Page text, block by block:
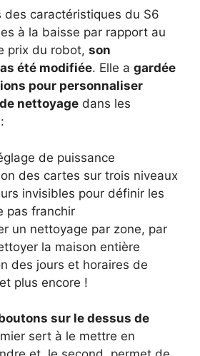
des caractéristiques du S6
à la baisse par rapport au
prix du robot, son
été modifiée. Elle a gardée
pour personnaliser
nettoyage dans les
de puissance
des cartes sur trois niveaux
invisibles pour définir les
pas franchir
un nettoyage par zone, par
la maison entière
des jours et horaires de
plus encore !
sur le dessus de
sert à le mettre en